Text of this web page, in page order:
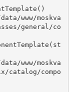
general/co
compo